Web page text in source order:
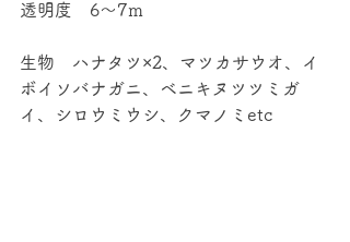
透明度　6～7ｍ
生物　ハナタツ×2、マツカサウオ、イ
ボイソバナガニ、ベニキヌツツミガ
イ、シロウミウシ、クマノミetc